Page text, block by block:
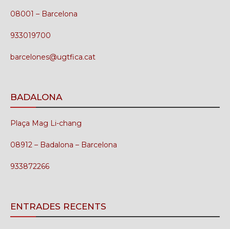
08001 – Barcelona
933019700
barcelones@ugtfica.cat
BADALONA
Plaça Mag Li-chang
08912 – Badalona – Barcelona
933872266
ENTRADES RECENTS